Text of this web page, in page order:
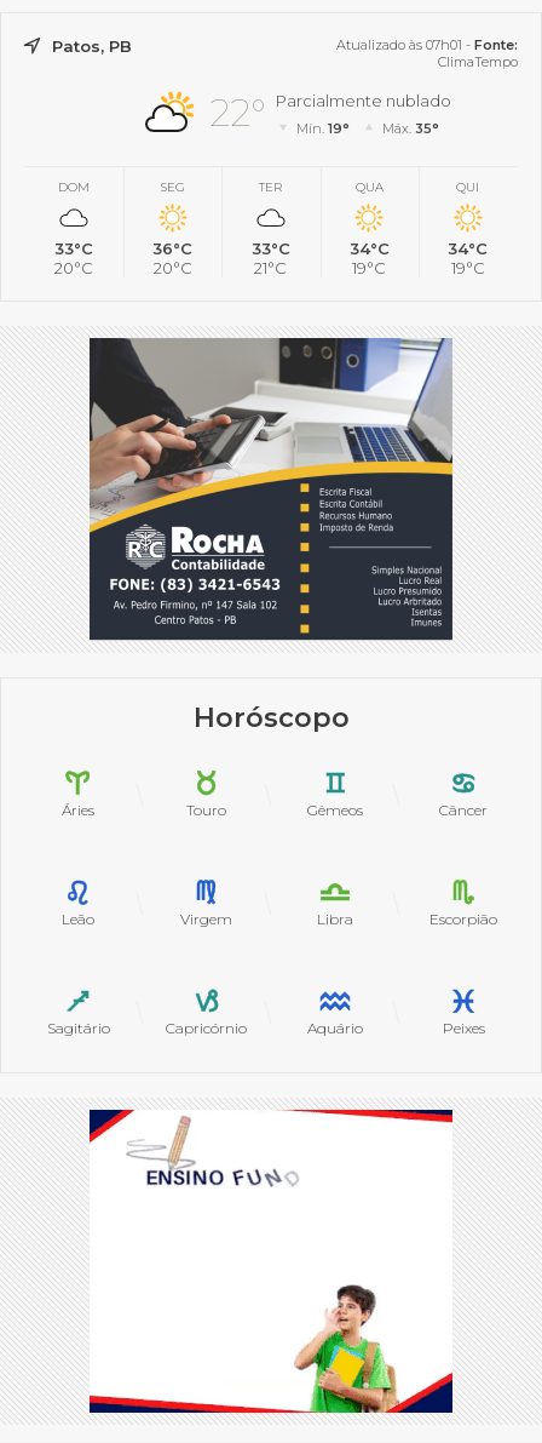
Patos, PB Atualizado às 07h01 - Fonte:
ClimaTempo
22° Parcialmente nublado
Mín.19° Máx. 35°
DOM
33°C
20°C
SEG
36°C
20°C
TER
33°C
21°C
QUA
34°C
19°C
QUI
34°C
19°C
Horóscopo
Áries Touro Gêmeos Câncer
Leão Virgem Libra Escorpião
Sagitário Capricórnio Aquário Peixes